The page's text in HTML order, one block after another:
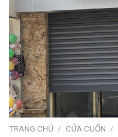
TRANG CHỦ / CỬA CUỐN /